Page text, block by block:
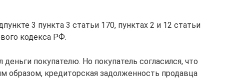
3 пункта 3 статьи 170, пунктах 2 и 12 статьи
кодекса РФ.
покупателю. Но покупатель согласился, что
образом, кредиторская задолженность продавца